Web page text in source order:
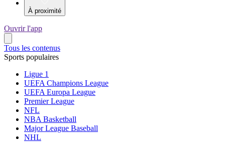
À proximité
Ouvrir l'app
Tous les contenus
Sports populaires
Ligue 1
UEFA Champions League
UEFA Europa League
Premier League
NFL
NBA Basketball
Major League Baseball
NHL